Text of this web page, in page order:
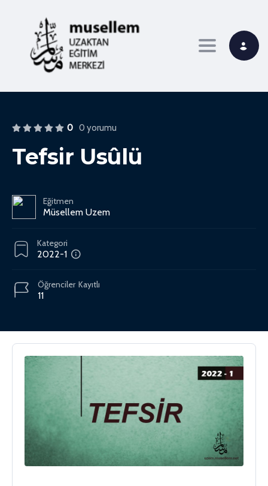
Toggle
0 0 yorumu
Tefsir Usûlü
Eğitmen
Müsellem Uzem
Kategori
2022-1
11
Öğrenciler Kayıtlı